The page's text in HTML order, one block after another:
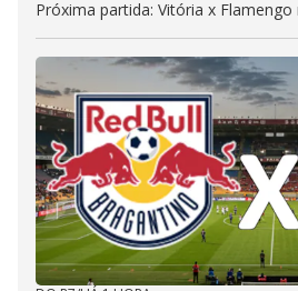
Próxima partida: Vitória x Flamengo